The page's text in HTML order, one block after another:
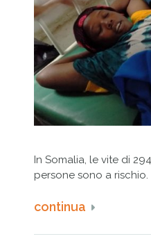
In Somalia, le vite di
persone sono a rischio.
continua